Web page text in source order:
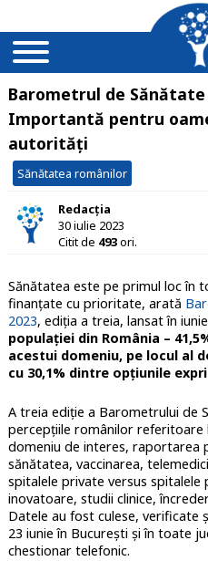
Barometrul de Sănătate
Importantă pentru
autorități
Sănătatea românilor
Redacția
30 iulie 2023
Citit de 493ori.
Sănătatea este pe primul loc în
finanțate cu prioritate, arată
2023, ediția a treia, lansat în
populației din România –
acestui domeniu, pe locul al
cu 30,1% dintre opțiunile
A treia ediție a Barometrului de
percepțiile românilor referitoare
domeniu de interes, raportarea
sănătatea, vaccinarea,
spitalele private versus spitalele
inovatoare, studii clinice,
Datele au fost culese, verificate
23 iunie în București și în toate
chestionar telefonic.